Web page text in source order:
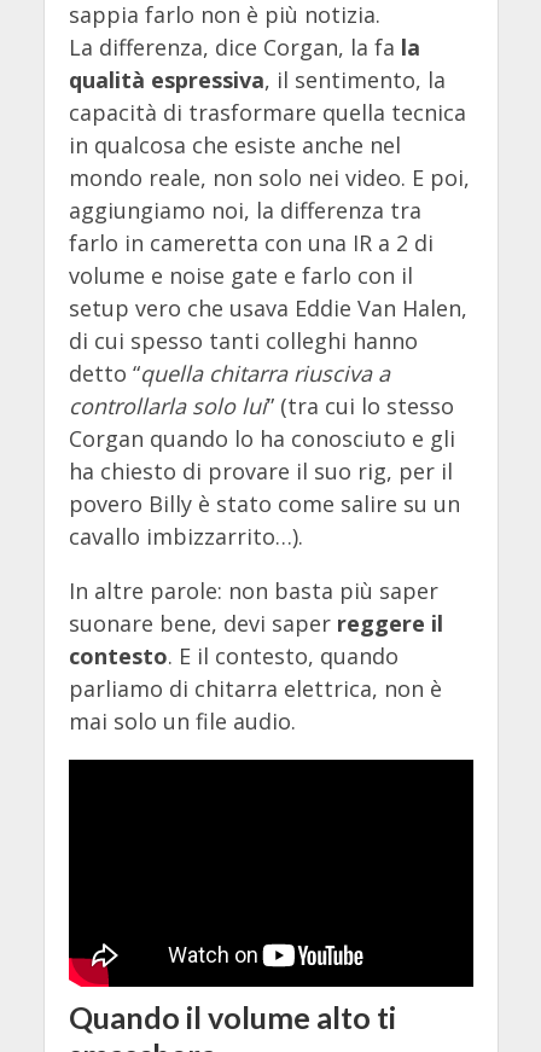
sappia farlo non è più notizia.
La differenza, dice Corgan, la fa la
qualità espressiva, il sentimento, la
capacità di trasformare quella tecnica
in qualcosa che esiste anche nel
mondo reale, non solo nei video. E poi,
aggiungiamo noi, la differenza tra
farlo in cameretta con una IR a 2 di
volume e noise gate e farlo con il
setup vero che usava Eddie Van Halen,
di cui spesso tanti colleghi hanno
detto “quella chitarra riusciva a
controllarla solo lui” (tra cui lo stesso
Corgan quando lo ha conosciuto e gli
ha chiesto di provare il suo rig, per il
povero Billy è stato come salire su un
cavallo imbizzarrito…). ​
In altre parole: non basta più saper
suonare bene, devi saper reggere il
contesto. E il contesto, quando
parliamo di chitarra elettrica, non è
mai solo un file audio.
Quando il volume alto ti